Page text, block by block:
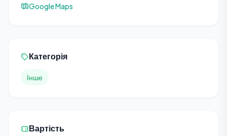
Google Maps
Категорія
Інше
Вартість